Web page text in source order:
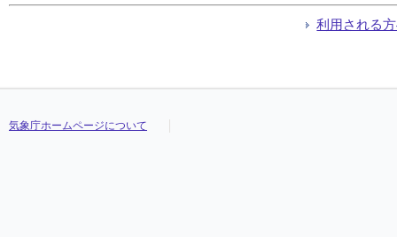
利用される
気象庁ホームページについて